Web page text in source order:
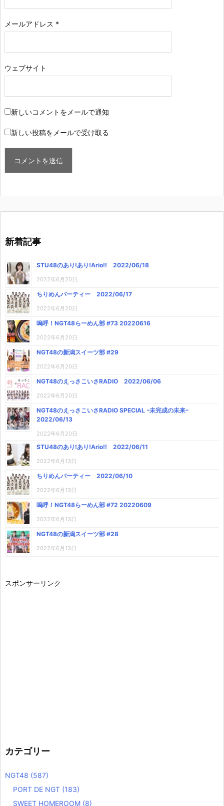
メールアドレス *
ウェブサイト
新しいコメントをメールで通知
新しい投稿をメールで受け取る
新着記事
STU48のあり!あり!Ario!! 2022/06/18
2022年6月20日
ちりめんパーティー 2022/06/17
2022年6月20日
嗚呼！NGT48らーめん部 #73 20220616
2022年6月20日
NGT48の新潟スイーツ部 #29
2022年6月20日
NGT48のえっさこいさRADIO 2022/06/06
2022年6月20日
NGT48のえっさこいさRADIO SPECIAL ｰ未完成の未来ｰ
2022/06/13
2022年6月20日
STU48のあり!あり!Ario!! 2022/06/11
2022年6月13日
ちりめんパーティー 2022/06/10
2022年6月13日
嗚呼！NGT48らーめん部 #72 20220609
2022年6月13日
NGT48の新潟スイーツ部 #28
2022年6月13日
スポンサーリンク
カテゴリー
NGT48 (587)
PORT DE NGT (183)
SWEET HOMEROOM (8)